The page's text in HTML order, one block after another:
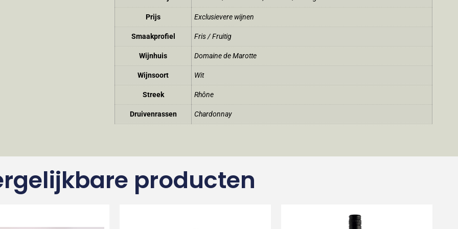
Prijs Exclusievere wijnen
Smaakprofiel Fris / Fruitig
Wijnhuis Domaine de Marotte
Wijnsoort Wit
Streek Rhône
Druivenrassen Chardonnay
producten